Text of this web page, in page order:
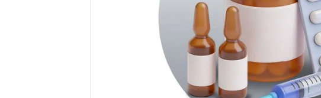
pediasure
panolini